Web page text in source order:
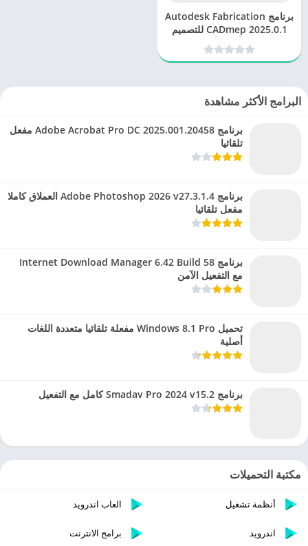
برنامج Autodesk Fabrication
CADmep 2025.0.1 للتصميم
وللتفصيل الأمثل لأعمال MEP
البرامج الأكثر مشاهدة
برنامج Adobe Acrobat Pro DC 2025.001.20458 مفعل
تلقائيا
برنامج Adobe Photoshop 2026 v27.3.1.4 العملاق كاملا
مفعل تلقائيا
برنامج Internet Download Manager 6.42 Build 58
مع التفعيل الآمن
تحميل Windows 8.1 Pro مفعلة تلقائيا متعددة اللغات
أصلية
برنامج Smadav Pro 2024 v15.2 كامل مع التفعيل
مكتبة التحميلات
أنظمة تشغيل العاب اندرويد
اندرويد برامج الانترنت